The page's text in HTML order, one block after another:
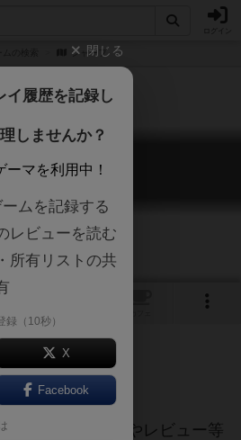
シャーフ
シャーフ
Schaf
協力ください
いる作品説明文やレビュー等
閉じる
イ履歴を記録し
しませんか？
ーマを利用中！
ムを記録する
レビューを読む
所有リストの共
録（10秒）
X
Facebook